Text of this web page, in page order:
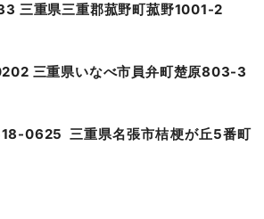
三重県三重郡菰野町菰野1001-2
三重県いなべ市員弁町楚原803-3
0625 三重県名張市桔梗が丘5番町